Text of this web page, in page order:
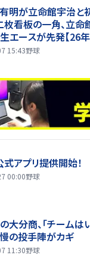
明が立命館宇治と
看板の一角、立命
エースが先発【26
15:43野球
アプリ提供開始！
00:00野球
大分商、「チームは
の投手陣がカギ
11:30野球